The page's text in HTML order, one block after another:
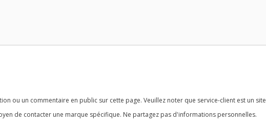
ou un commentaire en public sur cette page. Veuillez noter que service-client est un site
de contacter une marque spécifique. Ne partagez pas d'informations personnelles.